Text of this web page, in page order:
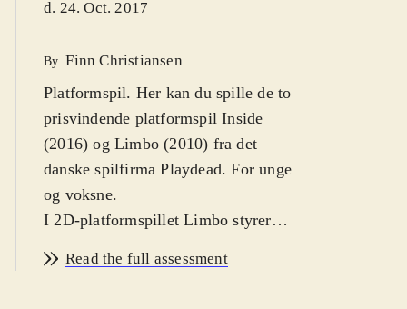
d. 24. Oct. 2017
By Finn Christiansen
Platformspil. Her kan du spille de to
prisvindende platformspil Inside
(2016) og Limbo (2010) fra det
danske spilfirma Playdead. For unge
og voksne.
I 2D-platformspillet Limbo styrer
efter sin søster i en fantasiverden,
Read the full assessment